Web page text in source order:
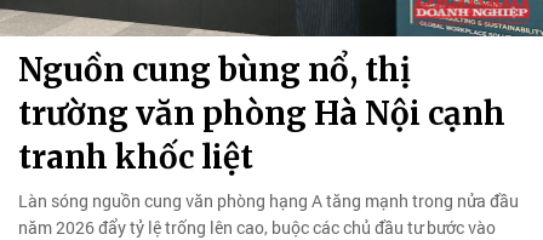
Nguồn cung bùng nổ, thị
trường văn phòng Hà Nội cạnh
tranh khốc liệt
Làn sóng nguồn cung văn phòng hạng A tăng mạnh trong nửa đầu
năm 2026 đẩy tỷ lệ trống lên cao, buộc các chủ đầu tư bước vào